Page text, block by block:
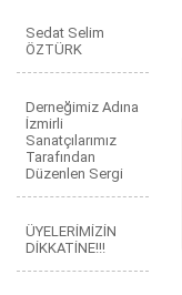
Sedat Selim
ÖZTÜRK
Derneğimiz Adına
İzmirli
Sanatçılarımız
Tarafından
Düzenlen Sergi
ÜYELERİMİZİN
DİKKATİNE!!!